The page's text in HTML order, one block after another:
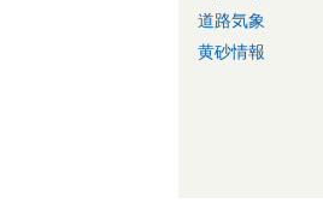
道路気象
黄砂情報